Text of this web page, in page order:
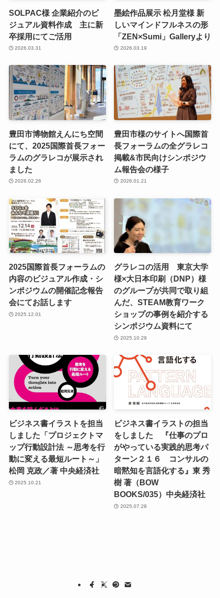
SOLPAC様 企業紹介のビ
ジュアル資料作成 主に新
卒採用にてご活用
2026.03.31
墨絵作品展示 松月堂様 新
しいマインドフルネスの形
「ZEN×Sumi」Galleryより
2026.03.19
豊田市博物館えんにち空間
にて、2025国際首長フォー
ラムのグラレコが展示され
ました
2026.02.26
豊田市様のサイトへ国際首
長フォーラムの全グラレコ
掲載&市民向けシンポジウ
ム報告会の様子
2026.01.21
2025国際首長フォーラムの
内容のビジュアル作成・シ
ンポジウムの開催記念報告
会にてお話します
2025.12.01
グラレコの活用 東京大学
様×大日本印刷（DNP）様
のグループが共同で取り組
んだ、STEAM教育ワーク
ショップの事例を紹介する
シンポジウム資料にて
2025.10.29
ビジネス書イラストを担当
しました「プロジェクトマ
ップ行動設計法 ～思考を行
動に変える最短ルート～」
松岡 克政／著 中央経済社
2025.10.21
ビジネス書イラストの担当
をしました 『仕事のプロ
がやっている実践的思考パ
ターン２１６ コンサルの
暗黙知を言語化する』東 秀
樹 著（BOW
BOOKS/035）中央経済社
2025.07.28